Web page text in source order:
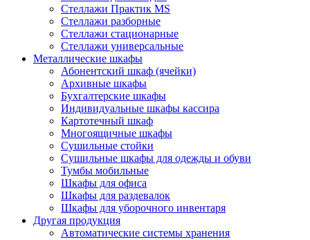
Стеллажи Практик MS
Стеллажи разборные
Стеллажи стационарные
Стеллажи универсальные
Металлические шкафы
Абонентский шкаф (ячейки)
Архивные шкафы
Бухгалтерские шкафы
Индивидуальные шкафы кассира
Картотечный шкаф
Многоящичные шкафы
Сушильные стойки
Сушильные шкафы для одежды и обуви
Тумбы мобильные
Шкафы для офиса
Шкафы для раздевалок
Шкафы для уборочного инвентаря
Другая продукция
Автоматические системы хранения